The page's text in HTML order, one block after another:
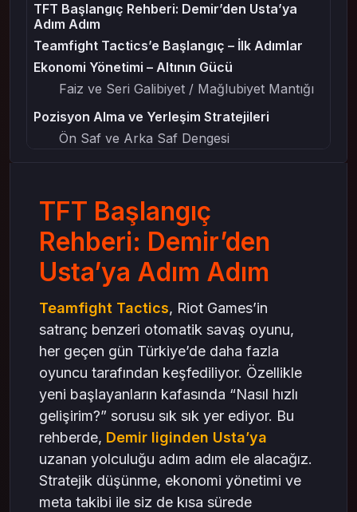
TFT Başlangıç Rehberi: Demir’den Usta’ya
Adım Adım
Teamfight Tactics’e Başlangıç – İlk Adımlar
Ekonomi Yönetimi – Altının Gücü
Faiz ve Seri Galibiyet / Mağlubiyet Mantığı
Pozisyon Alma ve Yerleşim Stratejileri
Ön Saf ve Arka Saf Dengesi
Usta’ya Giden Yol – Sabır ve İstikrar
Sonuç – Stratejini Mas4games ile Güçlendir
TFT Başlangıç
Rehberi: Demir’den
Usta’ya Adım Adım
Teamfight Tactics, Riot Games’in
satranç benzeri otomatik savaş oyunu,
her geçen gün Türkiye’de daha fazla
oyuncu tarafından keşfediliyor. Özellikle
yeni başlayanların kafasında “Nasıl hızlı
gelişirim?” sorusu sık sık yer ediyor. Bu
rehberde, Demir liginden Usta’ya
uzanan yolculuğu adım adım ele alacağız.
Stratejik düşünme, ekonomi yönetimi ve
meta takibi ile siz de kısa sürede